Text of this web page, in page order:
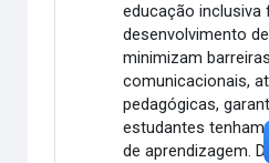
educação inclusiva
desenvolvimento
minimizam
comunicacionais,
pedagógicas,
estudantes
de aprendizagem.